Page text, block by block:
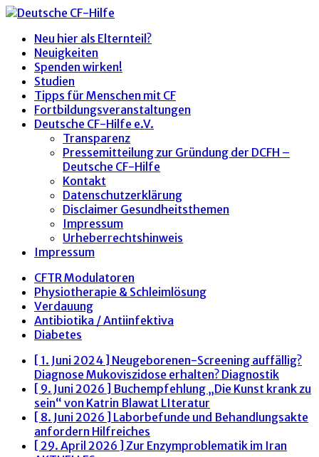
Neu hier als Elternteil?
Neuigkeiten
Spenden wirken!
Studien
Tipps für Menschen mit CF
Fortbildungsveranstaltungen
Deutsche CF-Hilfe e.V.
Transparenz
Pressemitteilung zur Gründung der DCFH –
Deutsche CF-Hilfe
Kontakt
Datenschutzerklärung
Disclaimer Gesundheitsthemen
Impressum
Urheberrechtshinweis
Impressum
CFTR Modulatoren
Physiotherapie & Schleimlösung
Verdauung
Antibiotika / Antiinfektiva
Diabetes
[ 1. Juni 2024 ] Neugeborenen-Screening auffällig?
Diagnose Mukoviszidose erhalten? Diagnostik
[ 9. Juni 2026 ] Buchempfehlung „Die Kunst krank zu
sein“ von Katrin Blawat LIteratur
[ 8. Juni 2026 ] Laborbefunde und Behandlungsakte
anfordern Hilfreiches
[ 29. April 2026 ] Zur Enzymproblematik im Iran